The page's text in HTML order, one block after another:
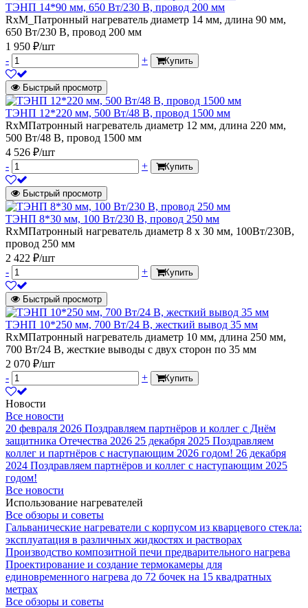
ТЭНП 14*90 мм, 650 Вт/230 В, провод 200 мм
RxM_Патронный нагреватель диаметр 14 мм, длина 90 мм,
650 Вт/230 В, провод 200 мм
1 950 ₽/шт
-
+ Купить
Быстрый просмотр
ТЭНП 12*220 мм, 500 Вт/48 В, провод 1500 мм
RxMПатронный нагреватель диаметр 12 мм, длина 220 мм,
500 Вт/48 В, провод 1500 мм
4 526 ₽/шт
-
+ Купить
Быстрый просмотр
ТЭНП 8*30 мм, 100 Вт/230 В, провод 250 мм
RxMПатронный нагреватель диаметр 8 х 30 мм, 100Вт/230В,
провод 250 мм
2 422 ₽/шт
-
+ Купить
Быстрый просмотр
ТЭНП 10*250 мм, 700 Вт/24 В, жесткий вывод 35 мм
RxMПатронный нагреватель диаметр 10 мм, длина 250 мм,
700 Вт/24 В, жесткие выводы с двух сторон по 35 мм
2 070 ₽/шт
-
+ Купить
Новости
Все новости
20 февраля 2026 Поздравляем партнёров и коллег с Днём
защитника Отечества 2026 25 декабря 2025 Поздравляем
коллег и партнёров с наступающим 2026 годом! 26 декабря
2024 Поздравляем партнёров и коллег с наступающим 2025
годом!
Все новости
Использование нагревателей
Все обзоры и советы
Гальванические нагреватели с корпусом из кварцевого стекла:
эксплуатация в различных жидкостях и растворах
Производство композитной печи предварительного нагрева
Проектирование и создание термокамеры для
единовременного нагрева до 72 бочек на 15 квадратных
метрах
Все обзоры и советы